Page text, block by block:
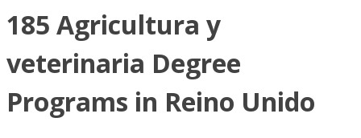
185 Agricultura y
veterinaria Degree
Programs in Reino Unido